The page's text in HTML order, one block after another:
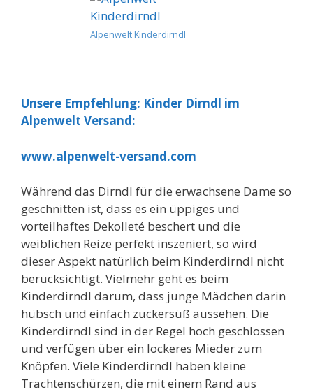
Alpenwelt Kinderdirndl
Unsere Empfehlung: Kinder Dirndl im
Alpenwelt Versand:
www.alpenwelt-versand.com
Während das Dirndl für die erwachsene Dame so
geschnitten ist, dass es ein üppiges und
vorteilhaftes Dekolleté beschert und die
weiblichen Reize perfekt inszeniert, so wird
dieser Aspekt natürlich beim Kinderdirndl nicht
berücksichtigt. Vielmehr geht es beim
Kinderdirndl darum, dass junge Mädchen darin
hübsch und einfach zuckersüß aussehen. Die
Kinderdirndl sind in der Regel hoch geschlossen
und verfügen über ein lockeres Mieder zum
Knöpfen. Viele Kinderdirndl haben kleine
Trachtenschürzen, die mit einem Rand aus